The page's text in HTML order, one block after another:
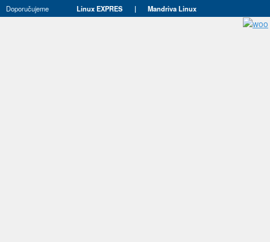
Doporučujeme Linux EXPRES | Mandriva Linux